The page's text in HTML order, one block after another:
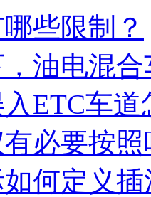
些限制？
油电混
ETC车道
必要按照
何定义